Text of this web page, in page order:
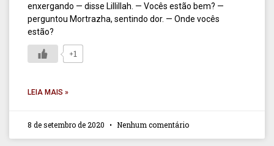
enxergando — disse Lillillah. — Vocês estão bem? —
perguntou Mortrazha, sentindo dor. — Onde vocês
estão?
+1
LEIA MAIS »
8 de setembro de 2020 Nenhum comentário